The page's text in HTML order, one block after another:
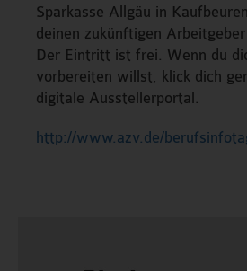
Sparkasse Allgäu in
deinen zukünftigen
Der Eintritt ist frei. Wenn du
vorbereiten willst, klick dich
digitale Ausstellerportal.
http://www.azv.de/